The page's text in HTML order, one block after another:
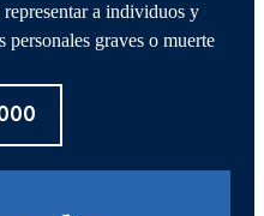
a individuos y
graves o muerte